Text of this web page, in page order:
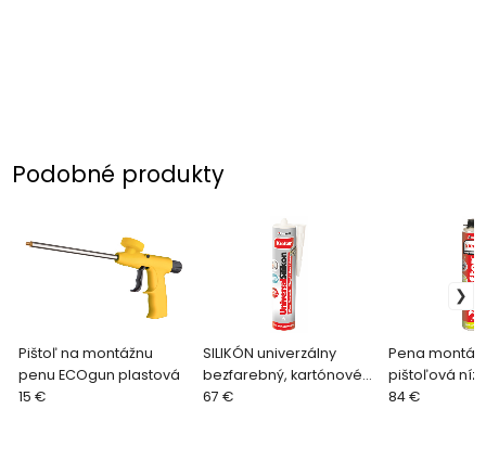
Podobné produkty
Pištoľ na montážnu
penu ECOgun plastová
15 €
SILIKÓN univerzálny
bezfarebný, kartónové
balenie 300ml x 12
67 €
Pena
pištoľová
750ml -
84 €